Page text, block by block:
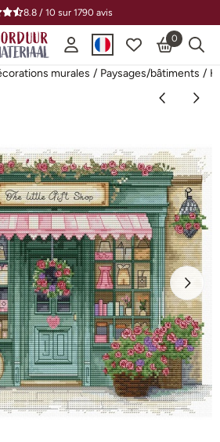
Choisissez les
8.8 / 10sur 1790avis
0
murales / Paysages/bâtiments /